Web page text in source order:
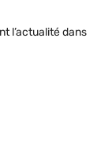
l’actualité dans